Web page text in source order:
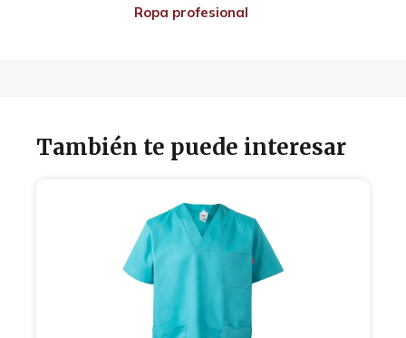
Ropa profesional
También te puede interesar